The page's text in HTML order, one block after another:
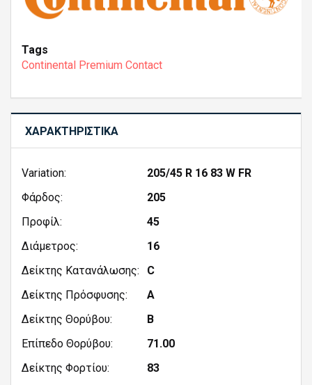
Tags
Continental Premium Contact
ΧΑΡΑΚΤΗΡΙΣΤΙΚΆ
Variation:
205/45 R 16 83 W FR
Φάρδος:
205
Προφίλ:
45
Διάμετρος:
16|16
Δείκτης Κατανάλωσης:
C
Δείκτης Πρόσφυσης:
A
Δείκτης Θορύβου:
B
Επίπεδο Θορύβου:
71.00
Δείκτης Φορτίου:
83